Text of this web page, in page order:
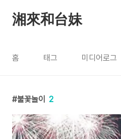
湘來和台妹
홈 태그 미디어로그
불꽃놀이 2